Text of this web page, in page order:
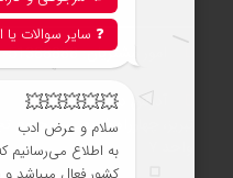
امور مشتریان:51388888
آدرس دفتر مرکزی تبریز:
تبریز، چهارراه شریعتی، مجتمع